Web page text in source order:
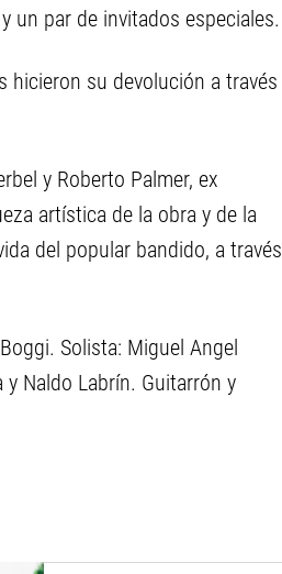
un par de invitados especiales.
hicieron su devolución a través
y Roberto Palmer, ex
artística de la obra y de la
del popular bandido, a través
Solista: Miguel Angel
Naldo Labrín. Guitarrón y